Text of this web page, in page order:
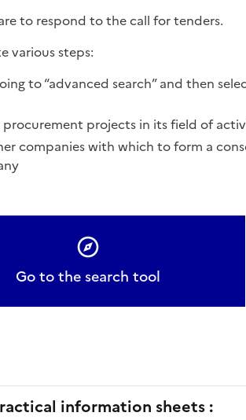
to respond to the call for tenders.
various steps:
to “advanced search” and then
projects in its field of
companies with which to form a
Go to the search tool
information sheets :